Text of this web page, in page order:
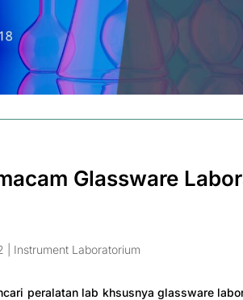
Glassware
Instrument Laboratorium
peralatan lab khsusnya glassware